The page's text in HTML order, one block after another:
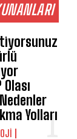
Yolları